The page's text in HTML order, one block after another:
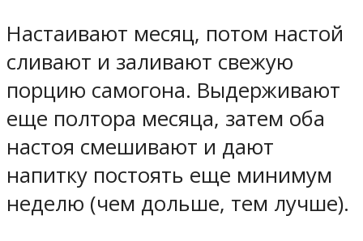
Настаивают месяц, потом настой
сливают и заливают свежую
порцию самогона. Выдерживают
еще полтора месяца, затем оба
настоя смешивают и дают
напитку постоять еще минимум
неделю (чем дольше, тем лучше).